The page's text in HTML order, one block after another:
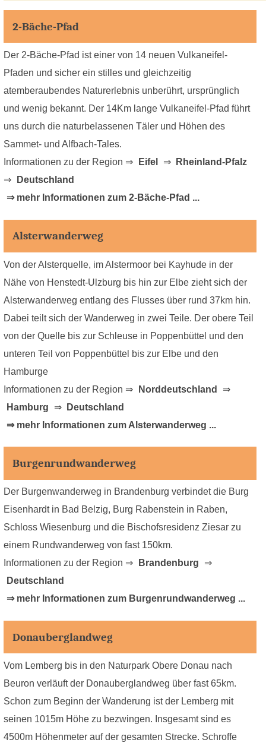
2-Bäche-Pfad
Der 2-Bäche-Pfad ist einer von 14 neuen Vulkaneifel-
Pfaden und sicher ein stilles und gleichzeitig
atemberaubendes Naturerlebnis unberührt, ursprünglich
und wenig bekannt. Der 14Km lange Vulkaneifel-Pfad führt
uns durch die naturbelassenen Täler und Höhen des
Sammet- und Alfbach-Tales.
Informationen zu der Region ⇒
Eifel ⇒
Rheinland-Pfalz
⇒
Deutschland
⇒ mehr Informationen zum 2-Bäche-Pfad ...
Alsterwanderweg
Von der Alsterquelle, im Alstermoor bei Kayhude in der
Nähe von Henstedt-Ulzburg bis hin zur Elbe zieht sich der
Alsterwanderweg entlang des Flusses über rund 37km hin.
Dabei teilt sich der Wanderweg in zwei Teile. Der obere Teil
von der Quelle bis zur Schleuse in Poppenbüttel und den
unteren Teil von Poppenbüttel bis zur Elbe und den
Hamburge
Informationen zu der Region ⇒
Norddeutschland
⇒
Hamburg
⇒
Deutschland
⇒ mehr Informationen zum Alsterwanderweg ...
Burgenrundwanderweg
Der Burgenwanderweg in Brandenburg verbindet die Burg
Eisenhardt in Bad Belzig, Burg Rabenstein in Raben,
Schloss Wiesenburg und die Bischofsresidenz Ziesar zu
einem Rundwanderweg von fast 150km.
Informationen zu der Region ⇒
Brandenburg
⇒
Deutschland
⇒ mehr Informationen zum Burgenrundwanderweg ...
Donauberglandweg
Vom Lemberg bis in den Naturpark Obere Donau nach
Beuron verläuft der Donauberglandweg über fast 65km.
Schon zum Beginn der Wanderung ist der Lemberg mit
seinen 1015m Höhe zu bezwingen. Insgesamt sind es
4500m Höhenmeter auf der gesamten Strecke. Schroffe